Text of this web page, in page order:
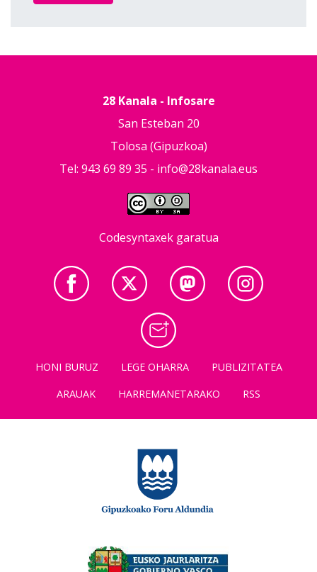
28 Kanala - Infosare
San Esteban 20
Tolosa (Gipuzkoa)
Tel: 943 69 89 35 - info@28kanala.eus
Codesyntaxek garatua
HONI BURUZ LEGE OHARRA
PUBLIZITATEA
ARAUAK
HARREMANETARAKO RSS